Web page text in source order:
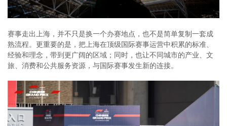
赛事走出上海，并不只是换一个办赛地点，也不是简单复制一套成
熟流程。更重要的是，把上海在顶级国际赛事运营中积累的标准、
经验和理念，带到更广阔的区域；同时，也让不同城市的产业、文
旅、消费和公共服务资源，与国际赛事发生新的连接。